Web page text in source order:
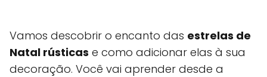
Vamos descobrir o encanto das estrelas de
Natal rústicas e como adicionar elas à sua
decoração. Você vai aprender desde a